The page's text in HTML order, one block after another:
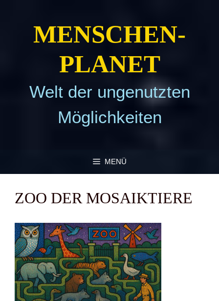
MEN­SCHEN­
PLA­NET
Welt der ungenutzten
Möglichkeiten
MENÜ
ZOO DER MOSA­IK­TIE­RE